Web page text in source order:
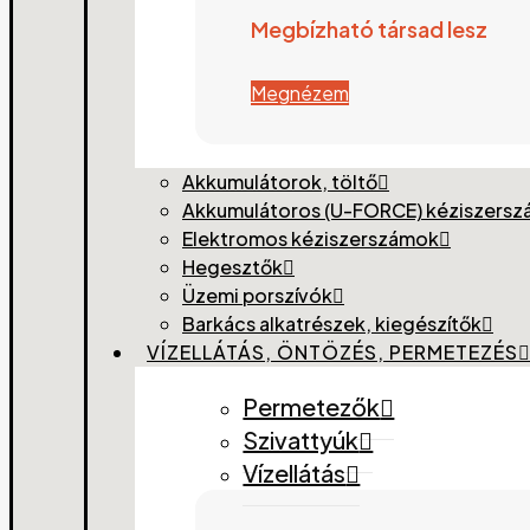
Megbízható társad lesz
Megnézem
Akkumulátorok, töltő
Akkumulátoros (U-FORCE)
Elektromos kéziszerszámok
Hegesztők
Üzemi porszívók
Barkács alkatrészek, kiegészítők
VÍZELLÁTÁS, ÖNTÖZÉS, PERMETEZÉS
Permetezők
Szivattyúk
Vízellátás